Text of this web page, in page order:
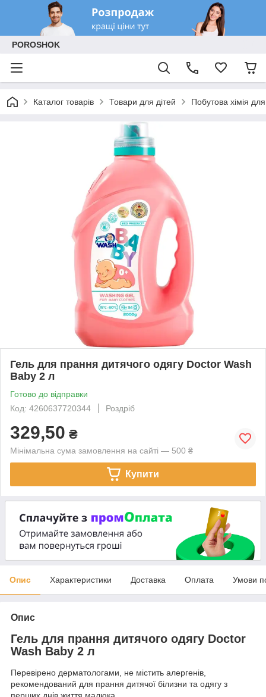
POROSHOK
Каталог товарів Товари для дітей Побутова хімія для
Гель для прання дитячого одягу Doctor Wash
Baby 2 л
Готово до відправки
Код: 4260637720344
Роздріб
329,50 ₴
Мінімальна сума замовлення на сайті — 500 ₴
Купити
Опис Характеристики Доставка Оплата Умови
Опис
Гель для прання дитячого одягу Doctor
Wash Baby 2 л
Перевірено дерматологами, не містить алергенів,
рекомендований для прання дитячої білизни та одягу з